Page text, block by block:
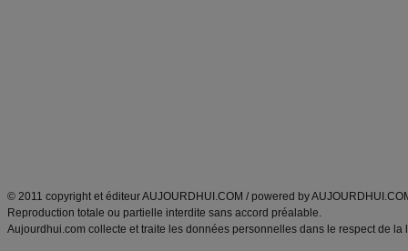
© 2011 copyright et éditeur AUJOURDHUI.COM / powered by
Reproduction totale ou partielle interdite sans accord préalable.
Aujourdhui.com collecte et traite les données personnelles dans le respect de